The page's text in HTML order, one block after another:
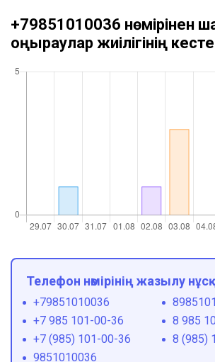
+79851010036 нөмірінен
қоңыраулар жиілігінің
Телефон нөмірінің жазылу
+79851010036
+7 985 101-00-36
8 985
+7 (985) 101-00-36
8 (985)
9851010036